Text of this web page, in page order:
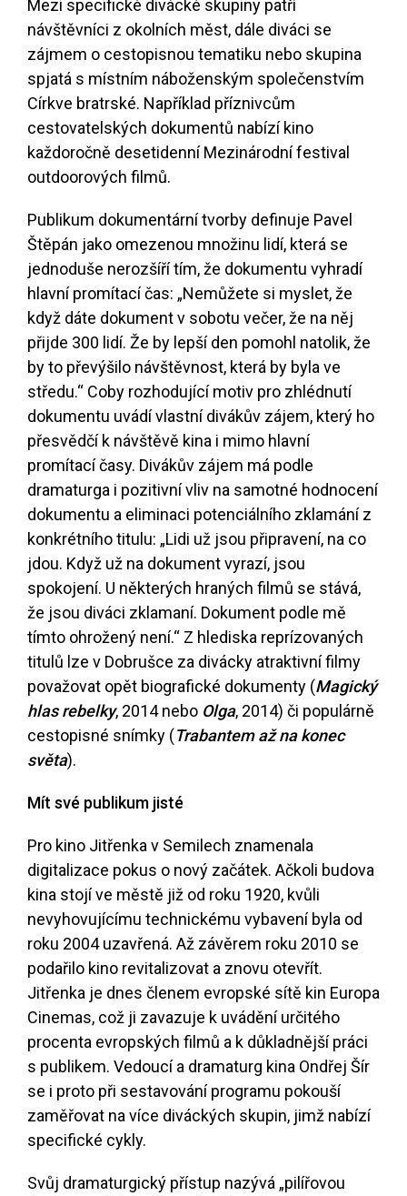
Mezi specifické divácké skupiny patří
návštěvníci z okolních měst, dále diváci se
zájmem o cestopisnou tematiku nebo skupina
spjatá s místním náboženským společenstvím
Církve bratrské. Například příznivcům
cestovatelských dokumentů nabízí kino
každoročně desetidenní Mezinárodní festival
outdoorových filmů.
Publikum dokumentární tvorby definuje Pavel
Štěpán jako omezenou množinu lidí, která se
jednoduše nerozšíří tím, že dokumentu vyhradí
hlavní promítací čas: „Nemůžete si myslet, že
když dáte dokument v sobotu večer, že na něj
přijde 300 lidí. Že by lepší den pomohl natolik, že
by to převýšilo návštěvnost, která by byla ve
středu.“ Coby rozhodující motiv pro zhlédnutí
dokumentu uvádí vlastní divákův zájem, který ho
přesvědčí k návštěvě kina i mimo hlavní
promítací časy. Divákův zájem má podle
dramaturga i pozitivní vliv na samotné hodnocení
dokumentu a eliminaci potenciálního zklamání z
konkrétního titulu: „Lidi už jsou připravení, na co
jdou. Když už na dokument vyrazí, jsou
spokojení. U některých hraných filmů se stává,
že jsou diváci zklamaní. Dokument podle mě
tímto ohrožený není.“ Z hlediska reprízovaných
titulů lze v Dobrušce za divácky atraktivní filmy
považovat opět biografické dokumenty (Magický
hlas rebelky, 2014 nebo Olga, 2014) či populárně
cestopisné snímky (Trabantem až na konec
světa).
Mít své publikum jisté
Pro kino Jitřenka v Semilech znamenala
digitalizace pokus o nový začátek. Ačkoli budova
kina stojí ve městě již od roku 1920, kvůli
nevyhovujícímu technickému vybavení byla od
roku 2004 uzavřená. Až závěrem roku 2010 se
podařilo kino revitalizovat a znovu otevřít.
Jitřenka je dnes členem evropské sítě kin Europa
Cinemas, což ji zavazuje k uvádění určitého
procenta evropských filmů a k důkladnější práci
s publikem. Vedoucí a dramaturg kina Ondřej Šír
se i proto při sestavování programu pokouší
zaměřovat na více diváckých skupin, jimž nabízí
specifické cykly.
Svůj dramaturgický přístup nazývá „pilířovou